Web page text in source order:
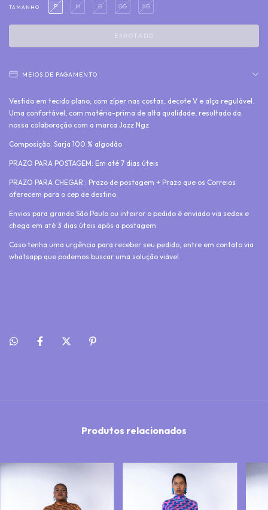
TAMANHO P M G GG XG
MEIOS DE PAGAMENTO
Vestido em tecido plano, com zíper nas costas, decote V e alça regulável.
Uma confortável, com matéria-prima de alta qualidade, resultado da
nossa colaboração com a marca Jazz Ngz.
Composição: Sarja 100 % algodão
PRAZO PARA POSTAGEM: Em até 7 dias úteis
PRAZO PARA CHEGAR : Prazo de postagem + Prazo que os Correios
oferecem para o cep de destino.
Envios para grande São Paulo ou inteiror o pedido é enviado via sedex e
chega em até 3 dias úteis após a postagem.
Caso tenha uma urgência para receber seu pedido, entre em contato via
whatsapp que podemos buscar uma solução viável.
Produtos relacionados